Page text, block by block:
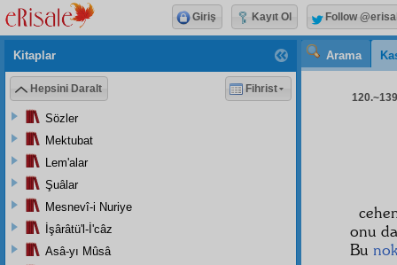
Arama
onu
Bu
Kitaplar
Hepsini Daralt Fihrist
Sözler
Mektubat
Lem'alar
Şuâlar
Mesnevî-i Nuriye
İşârâtü'l-İ'câz
Asâ-yı Mûsâ
Giriş Kayıt Ol Follow